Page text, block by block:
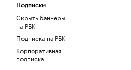
Подписки
Скрыть баннеры
на РБК
Подписка на РБК
Корпоративная
подписка